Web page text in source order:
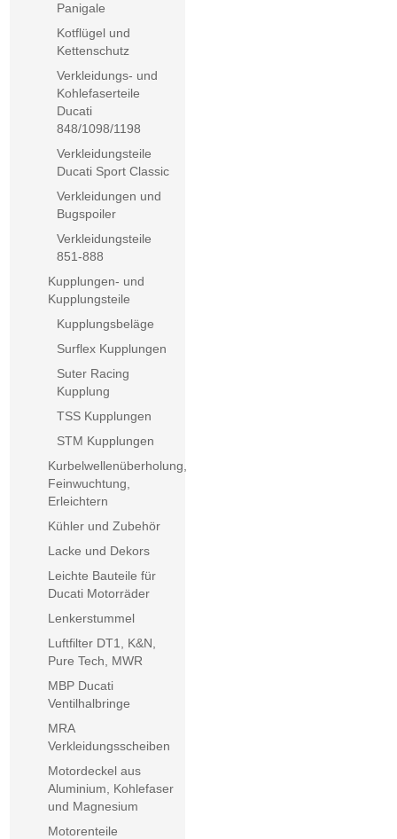
Panigale
Kotflügel und
Kettenschutz
Verkleidungs- und
Kohlefaserteile
Ducati
848/1098/1198
Verkleidungsteile
Ducati Sport Classic
Verkleidungen und
Bugspoiler
Verkleidungsteile
851-888
Kupplungen- und
Kupplungsteile
Kupplungsbeläge
Surflex Kupplungen
Suter Racing
Kupplung
TSS Kupplungen
STM Kupplungen
Kurbelwellenüberholung,
Feinwuchtung,
Erleichtern
Kühler und Zubehör
Lacke und Dekors
Leichte Bauteile für
Ducati Motorräder
Lenkerstummel
Luftfilter DT1, K&N,
Pure Tech, MWR
MBP Ducati
Ventilhalbringe
MRA
Verkleidungsscheiben
Motordeckel aus
Aluminium, Kohlefaser
und Magnesium
Motorenteile